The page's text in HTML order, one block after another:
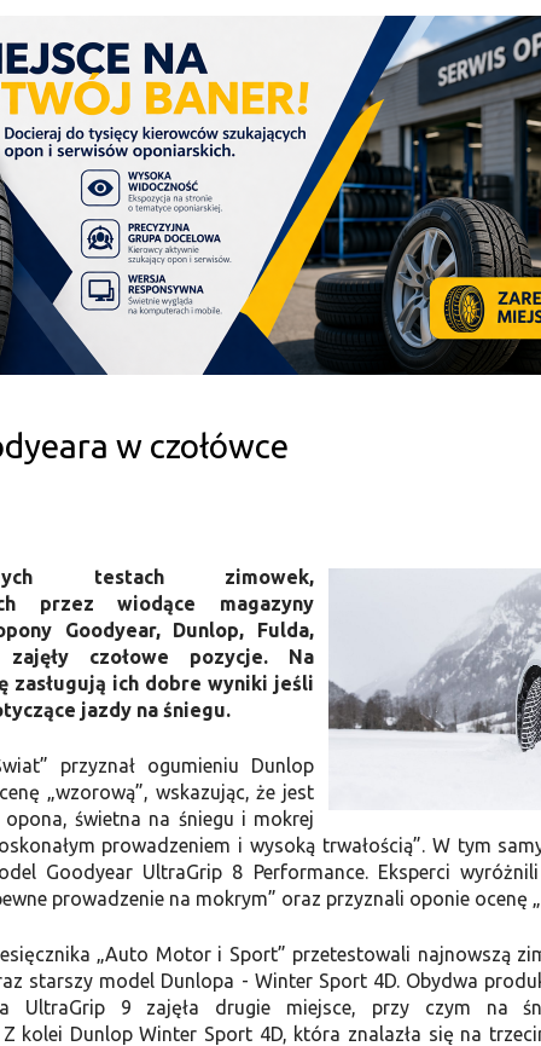
w czołówce
testach zimowek,
przez wiodące magazyny
Goodyear, Dunlop, Fulda,
czołowe pozycje. Na
zasługują ich dobre wyniki jeśli
jazdy na śniegu.
przyznał ogumieniu Dunlop
„wzorową”, wskazując, że jest
świetna na śniegu i mokrej
prowadzeniem i wysoką trwałością”. W tym
Goodyear UltraGrip 8 Performance. Eksperci
prowadzenie na mokrym” oraz przyznali oponie ocenę
„Auto Motor i Sport” przetestowali najnowszą
starszy model Dunlopa - Winter Sport 4D. Obydwa
UltraGrip 9 zajęła drugie miejsce, przy czym na
Z kolei Dunlop Winter Sport 4D, która znalazła się na